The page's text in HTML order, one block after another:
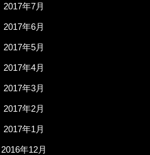
2017年7月
2017年6月
2017年5月
2017年4月
2017年3月
2017年2月
2017年1月
2016年12月